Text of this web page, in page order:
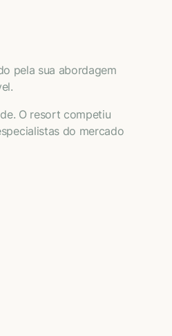
pela sua abordagem
O resort competiu
do mercado